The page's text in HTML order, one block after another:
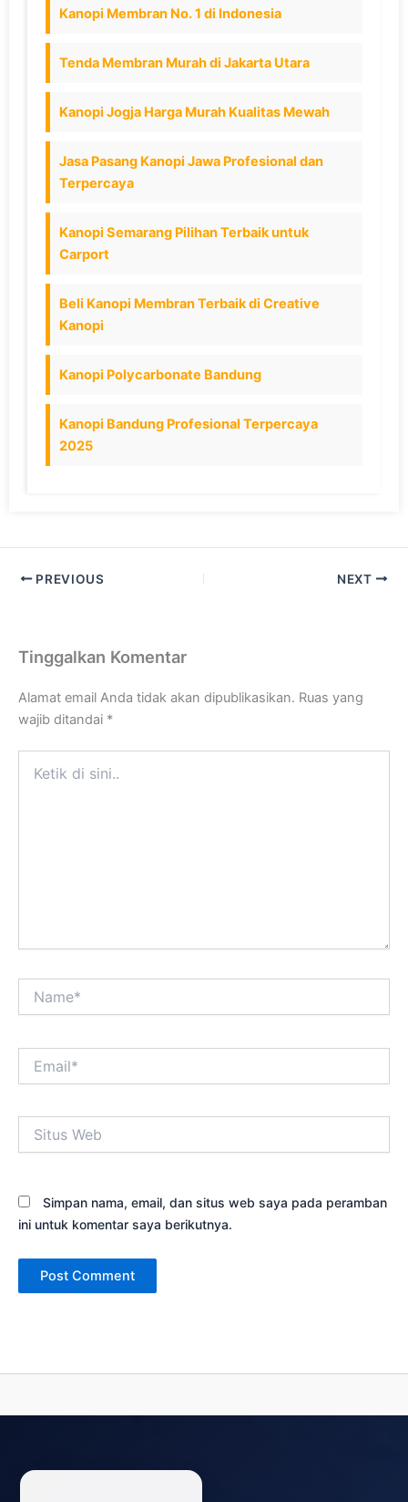
Kanopi Membran No. 1 di Indonesia
Tenda Membran Murah di Jakarta Utara
Kanopi Jogja Harga Murah Kualitas Mewah
Jasa Pasang Kanopi Jawa Profesional dan
Terpercaya
Kanopi Semarang Pilihan Terbaik untuk
Carport
Beli Kanopi Membran Terbaik di Creative
Kanopi
Kanopi Polycarbonate Bandung
Kanopi Bandung Profesional Terpercaya
2025
PREVIOUS NEXT
Tinggalkan Komentar
Alamat email Anda tidak akan dipublikasikan. Ruas yang
wajib ditandai *
Web
Simpan nama, email, dan situs web saya pada peramban
ini untuk komentar saya berikutnya.